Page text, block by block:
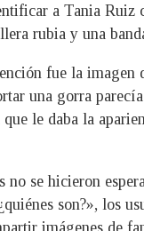
a Tania Ruiz
rubia y una
fue la imagen
una gorra
le daba la
no se hicieron
son?», los
imágenes de